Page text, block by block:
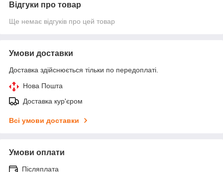
Відгуки про товар
Ще немає відгуків про цей товар
Умови доставки
Доставка здійснюється тільки по передоплаті.
Нова Пошта
Доставка кур'єром
Всі умови доставки
Умови оплати
Післяплата